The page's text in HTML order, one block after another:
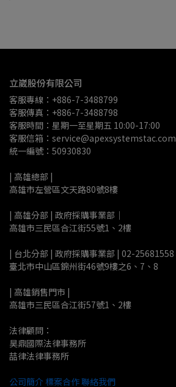
立崴股份有限公司
客服專線：+886-7-3488799
客服傳真：+886-7-3488798
客服時間：星期一至星期五 10:00-17:00
客服信箱：service@apexsystemstac.com
統一編號：50930830
| 高雄總部 |
高雄市左營區文天路80號8樓
| 高雄分部 | 政府採購事業部｜
高雄市三民區合江街55號1、2樓
| 台北分部 | 政府採購事業部 | 02-25681558
臺北市中山區錦州街46號9樓之6、7、8
| 高雄銷售門市 |
高雄市三民區合江街57號1、2樓
法律顧問：
昊鼎國際法律事務所
喆律法律事務所
公司簡介 標案合作聯絡我們